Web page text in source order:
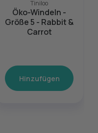
Tiniloo
Öko-Windeln -
Größe 5 - Rabbit &
Carrot
Hinzufügen